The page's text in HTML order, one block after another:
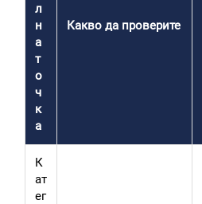
л
н
а
т
о
ч
к
а
Какво да проверите
К
ат
ег